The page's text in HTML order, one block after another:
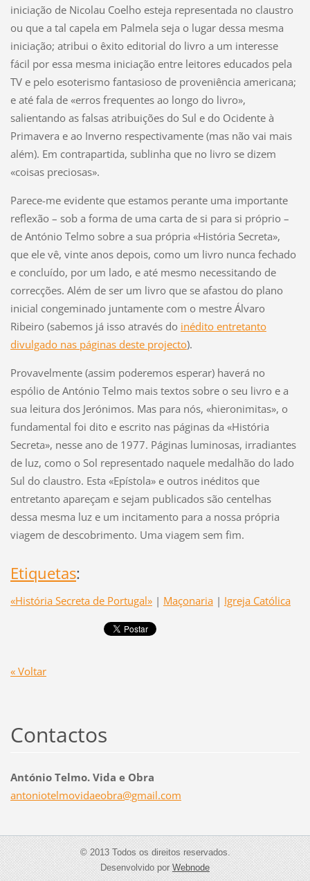
iniciação de Nicolau Coelho esteja representada no claustro
ou que a tal capela em Palmela seja o lugar dessa mesma
iniciação; atribui o êxito editorial do livro a um interesse
fácil por essa mesma iniciação entre leitores educados pela
TV e pelo esoterismo fantasioso de proveniência americana;
e até fala de «erros frequentes ao longo do livro»,
salientando as falsas atribuições do Sul e do Ocidente à
Primavera e ao Inverno respectivamente (mas não vai mais
além). Em contrapartida, sublinha que no livro se dizem
«coisas preciosas».
Parece-me evidente que estamos perante uma importante
reflexão – sob a forma de uma carta de si para si próprio –
de António Telmo sobre a sua própria «História Secreta»,
que ele vê, vinte anos depois, como um livro nunca fechado
e concluído, por um lado, e até mesmo necessitando de
correcções. Além de ser um livro que se afastou do plano
inicial congeminado juntamente com o mestre Álvaro
Ribeiro (sabemos já isso através do inédito entretanto
divulgado nas páginas deste projecto).
Provavelmente (assim poderemos esperar) haverá no
espólio de António Telmo mais textos sobre o seu livro e a
sua leitura dos Jerónimos. Mas para nós, «hieronimitas», o
fundamental foi dito e escrito nas páginas da «História
Secreta», nesse ano de 1977. Páginas luminosas, irradiantes
de luz, como o Sol representado naquele medalhão do lado
Sul do claustro. Esta «Epístola» e outros inéditos que
entretanto apareçam e sejam publicados são centelhas
dessa mesma luz e um incitamento para a nossa própria
viagem de descobrimento. Uma viagem sem fim.
Etiquetas:
«História Secreta de Portugal» | Maçonaria | Igreja Católica
« Voltar
Contactos
António Telmo. Vida e Obra
antoniotelmovidaeobra@gmail.com
© 2013 Todos os direitos reservados.
Desenvolvido porWebnode